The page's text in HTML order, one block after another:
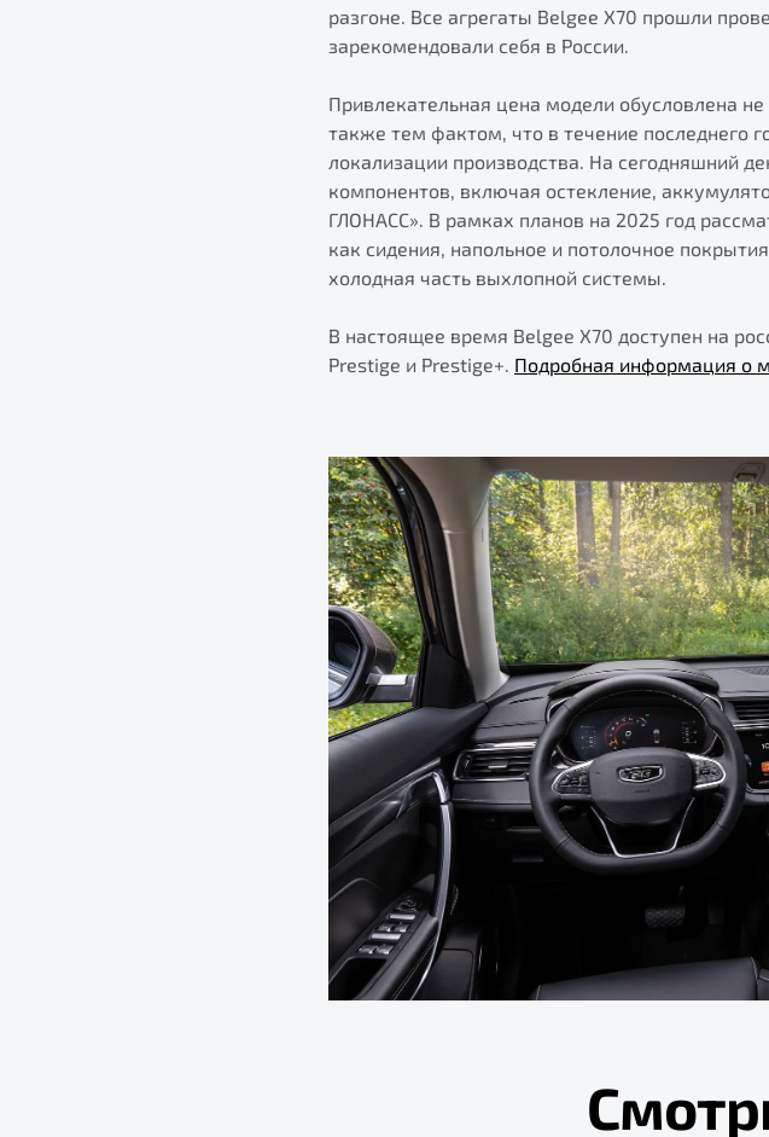
разгоне. Все агрегаты Belgee X70 прошли
зарекомендовали себя в России.
Привлекательная цена модели обусловлена
также тем фактом, что в течение последнего
локализации производства. На сегодняшний
компонентов, включая остекление,
ГЛОНАСС». В рамках планов на 2025 год
как сидения, напольное и потолочное
холодная часть выхлопной системы.
В настоящее время Belgee X70 доступен на
Prestige и Prestige+. Подробная информация о